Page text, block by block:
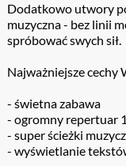
Dodatkowo utwory
muzyczna - bez linii
spróbować swych sił.
Najważniejsze cechy
- świetna zabawa
- ogromny repertuar
- super ścieżki
- wyświetlanie